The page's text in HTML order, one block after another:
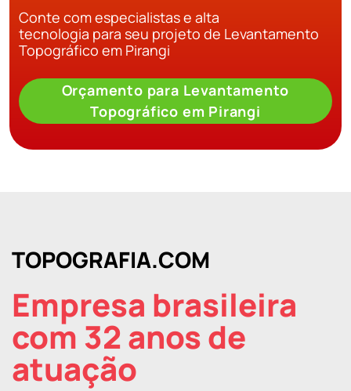
Conte com especialistas e alta
tecnologia para seu projeto de Levantamento
Topográfico em Pirangi
Orçamento para Levantamento
Topográfico em Pirangi
TOPOGRAFIA.COM
Empresa brasileira
com 32 anos de
atuação